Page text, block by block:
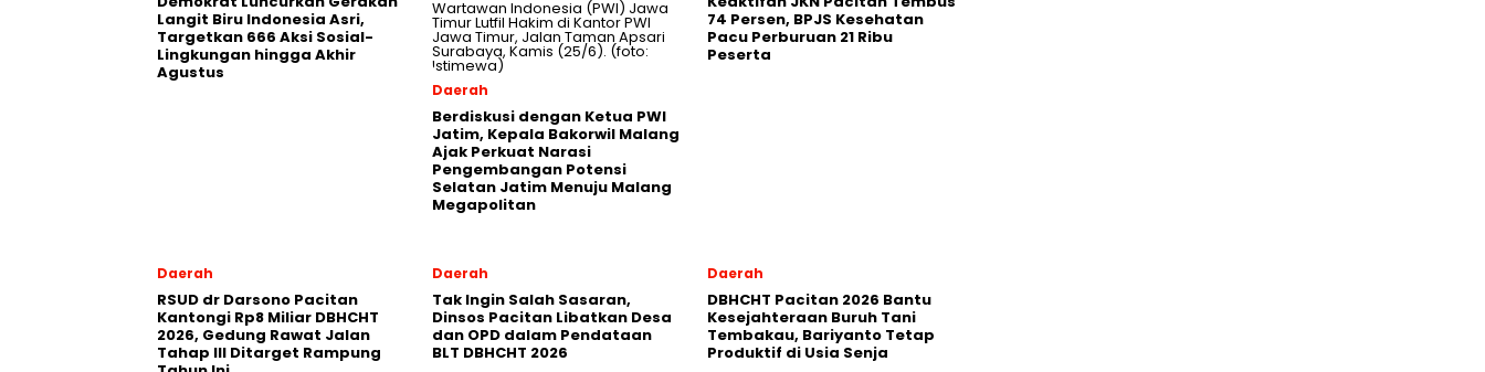
Langit Biru Indonesia Asri,
Targetkan 666 Aksi Sosial-
Lingkungan hingga Akhir
Agustus
Daerah
Berdiskusi dengan Ketua PWI
Jatim, Kepala Bakorwil Malang
Ajak Perkuat Narasi
Pengembangan Potensi
Selatan Jatim Menuju Malang
Megapolitan
74 Persen, BPJS Kesehatan
Pacu Perburuan 21 Ribu
Peserta
Daerah
RSUD dr Darsono Pacitan
Kantongi Rp8 Miliar DBHCHT
2026, Gedung Rawat Jalan
Tahap III Ditarget Rampung
Daerah
Tak Ingin Salah Sasaran,
Dinsos Pacitan Libatkan Desa
dan OPD dalam Pendataan
BLT DBHCHT 2026
Daerah
DBHCHT Pacitan 2026 Bantu
Kesejahteraan Buruh Tani
Tembakau, Bariyanto Tetap
Produktif di Usia Senja